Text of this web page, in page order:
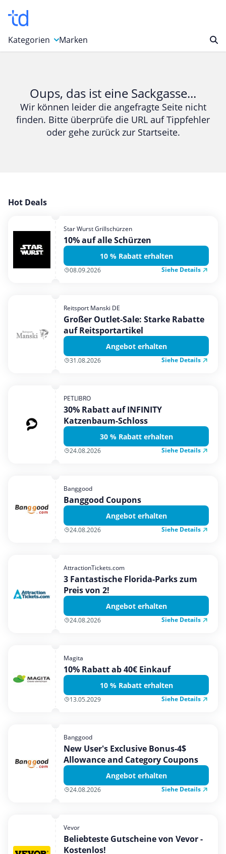
Kategorien
Bücher & Magazine
Computer & Elektronik
Entertainment & Media
Garten, Haushalt & Tiere
Mobilfunk & Internet
Mode & Accessoires
Shopping
Urlaub & Reise
Marken
Oups, das ist eine Sackgasse...
Wir können leider die angefragte Seite nicht
finden. Bitte überprüfe die URL auf Tippfehler
oder gehe zurück zur Startseite.
Hot Deals
Star Wurst Grillschürzen
10% auf alle Schürzen
10 % Rabatt erhalten
08.09.2026 Siehe Details
Reitsport Manski DE
Großer Outlet-Sale: Starke Rabatte
auf Reitsportartikel
Angebot erhalten
31.08.2026 Siehe Details
PETLIBRO
30% Rabatt auf INFINITY
Katzenbaum-Schloss
30 % Rabatt erhalten
24.08.2026 Siehe Details
Banggood
Banggood Coupons
Angebot erhalten
24.08.2026 Siehe Details
AttractionTickets.com
3 Fantastische Florida-Parks zum
Preis von 2!
Angebot erhalten
24.08.2026 Siehe Details
Magita
10% Rabatt ab 40€ Einkauf
10 % Rabatt erhalten
13.05.2029 Siehe Details
Banggood
New User's Exclusive Bonus-4$
Allowance and Category Coupons
Angebot erhalten
24.08.2026 Siehe Details
Vevor
Beliebteste Gutscheine von Vevor -
Kostenlos!